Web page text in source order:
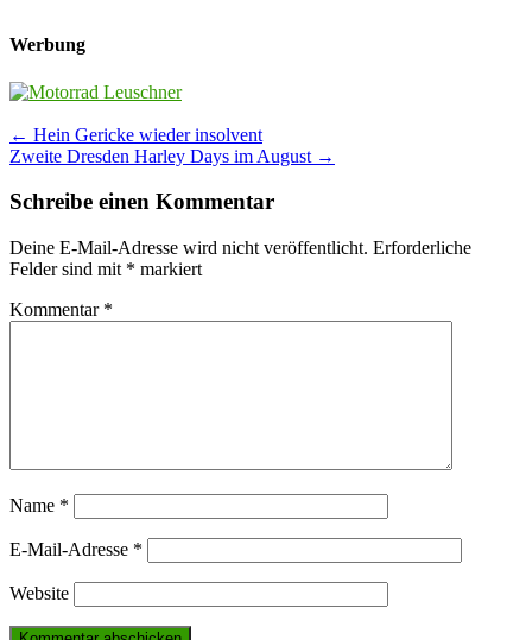
Werbung
Post
navigation
← Hein Gericke wieder insolvent
Zweite Dresden Harley Days im August →
Schreibe einen Kommentar
Deine E-Mail-Adresse wird nicht veröffentlicht. Erforderliche
Felder sind mit * markiert
Kommentar *
Name *
E-Mail-Adresse *
Website